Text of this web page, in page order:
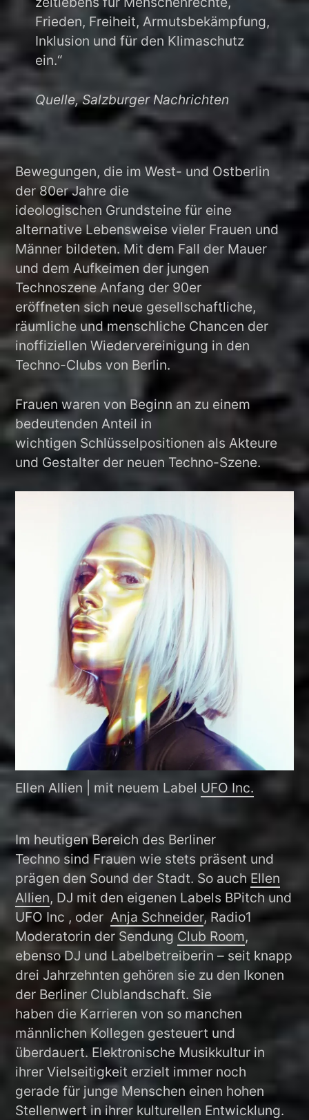
Frieden, Freiheit, Armutsbekämpfung,
Inklusion und für den Klimaschutz
ein.“
Quelle, Salzburger Nachrichten
Bewegungen, die im West- und Ostberlin
der 80er Jahre die
ideologischen Grundsteine für eine
alternative Lebensweise vieler Frauen und
Männer bildeten. Mit dem Fall der Mauer
und dem Aufkeimen der jungen
Technoszene Anfang der 90er
eröffneten sich neue gesellschaftliche,
räumliche und menschliche Chancen der
inoffiziellen Wiedervereinigung in den
Techno-Clubs von Berlin.
Frauen waren von Beginn an zu einem
bedeutenden Anteil in
wichtigen Schlüsselpositionen als Akteure
und Gestalter der neuen Techno-Szene.
Ellen Allien | mit neuem Label UFO Inc.
Im heutigen Bereich des Berliner
Techno sind Frauen wie stets präsent und
prägen den Sound der Stadt. So auchEllen
Allien, DJ mit den eigenen Labels BPitch und
UFO Inc , oderAnja Schneider, Radio1
Moderatorin der Sendung Club Room,
ebenso DJ und Labelbetreiberin – seit knapp
drei Jahrzehnten gehören sie zu den Ikonen
der Berliner Clublandschaft. Sie
haben die Karrieren von so manchen
männlichen Kollegen gesteuert und
überdauert. Elektronische Musikkultur in
ihrer Vielseitigkeit erzielt immer noch
gerade für junge Menschen einen hohen
Stellenwert in ihrer kulturellen Entwicklung.